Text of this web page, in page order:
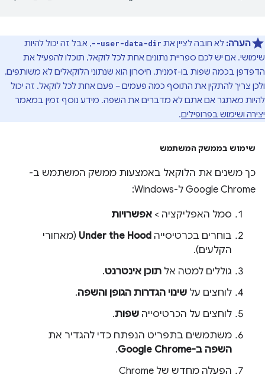
הערה: לא חובה לציין את --user-data-dir, אבל זה יכול להיות
שימושי. אם יש לכם ספריית נתונים אחת לכל לוקאל, תוכלו להפעיל את
הדפדפן בכמה שפות בו-זמנית. חיסרון הוא שנתוני הלוקאלים לא משותפים,
ולכן צריך להתקין את התוסף כמה פעמים – פעם אחת לכל לוקאל. זה יכול
להיות מאתגר אם אתם לא מדברים את השפה. מידע נוסף זמין במאמר
יצירה ושימוש בפרופילים.
שימוש בממשק המשתמש
כך משנים את הלוקאל באמצעות ממשק המשתמש ב-
Google Chrome ל-Windows:
סמל האפליקציה > אפשרויות
בוחרים בכרטיסייה Under the Hood (מאחורי
הקלעים).
גוללים למטה אל תוכן אינטרנט.
לוחצים על שינוי הגדרות הגופן והשפה.
לוחצים על הכרטיסייה שפות.
משתמשים בתפריט הנפתח כדי להגדיר את
השפה ב-Google Chrome
.
הפעלה מחדש של Chrome